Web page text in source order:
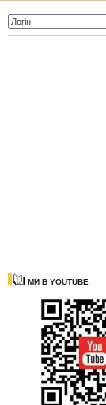
МИ В YOUTUBE